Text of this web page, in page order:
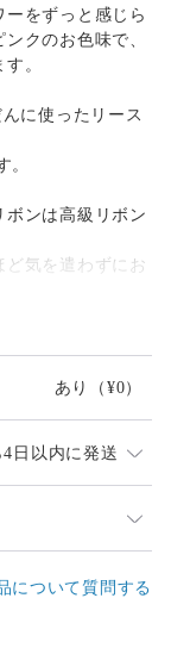
をずっと感じら
クのお色味で、
。
に使ったリース
。
ンは高級リボン
ど気を遣わずにお
します。
ーナム、アキレ
可能性がありま
あり （¥0）
日以内に発送
の花材になり
切れとなって
について質問する